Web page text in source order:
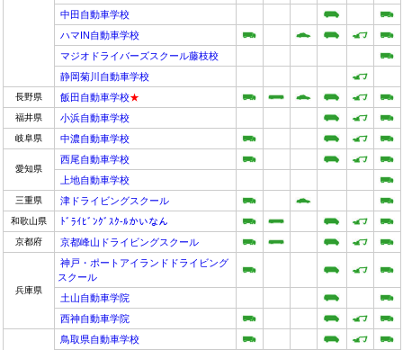
中田自動車学校
ハマIN自動車学校
マジオドライバーズスクール藤枝校
静岡菊川自動車学校
長野県 飯田自動車学校★
福井県 小浜自動車学校
岐阜県 中濃自動車学校
愛知県
西尾自動車学校
上地自動車学校
三重県 津ドライビングスクール
和歌山県 ﾄﾞﾗｲﾋﾞﾝｸﾞｽｸ-ﾙかいなん
京都府 京都峰山ドライビングスクール
兵庫県
神戸・ポートアイランドドライビング
スクール
土山自動車学院
西神自動車学院
鳥取県自動車学校